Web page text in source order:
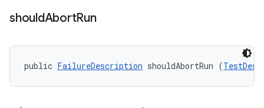
shouldAbortRun
public FailureDescription shouldAbortRun (